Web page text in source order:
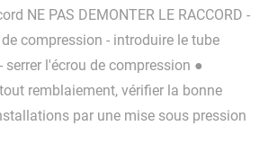
NE PAS DEMONTER LE RACCORD -
compression - introduire le tube
serrer l'écrou de compression ●
remblaiement, vérifier la bonne
par une mise sous pression